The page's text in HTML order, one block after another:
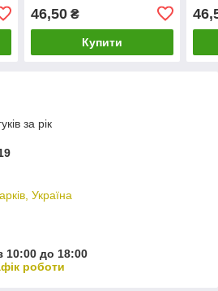
46,50₴
Купити
за рік
Україна
10:00 до 18:00
роботи